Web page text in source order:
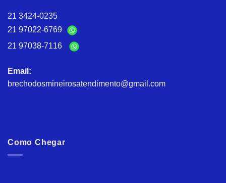
21 3424-0235
21 97022-6769
21 97038-7116
Email:
brechodosmineirosatendimento@gmail.com
Como Chegar